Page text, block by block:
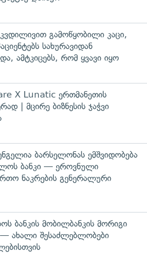
გამოწყობილი კაცი,
სახურავიდან
ამტკიცებს, რომ ყვავი იყო
X Lunatic ერთმანეთის
| მცირე ბიზნესის ჯაჭვი
ბარსელონას ემშვიდობება
ბანკი — ეროვნული
ნაკრების გენერალური
ბანკის მობილბანკის მორიგი
— ახალი შესაძლებლობები